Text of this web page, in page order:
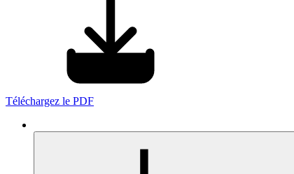
Téléchargez le PDF